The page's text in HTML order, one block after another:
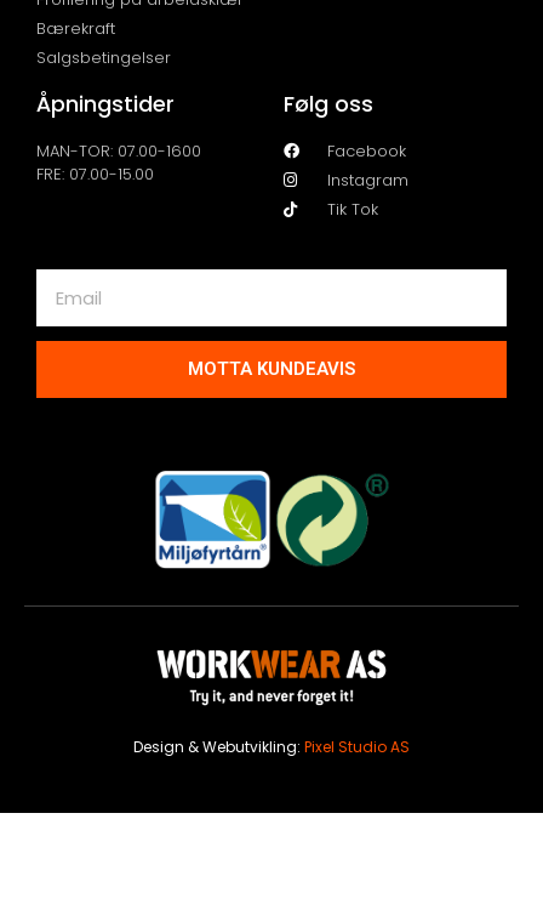
Bærekraft
Salgsbetingelser
Åpningstider
MAN-TOR: 07.00-1600
FRE: 07.00-15.00
Følg oss
Facebook
Instagram
Tik Tok
MOTTA KUNDEAVIS
Design & Webutvikling: Pixel Studio AS